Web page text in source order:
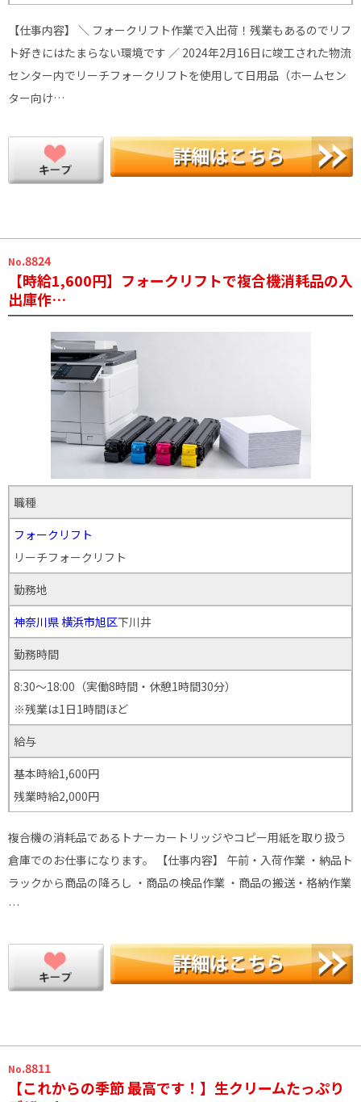
【仕事内容】 ＼ フォークリフト作業で入出荷！残業もあるのでリフ
ト好きにはたまらない環境です ／ 2024年2月16日に竣工された物流
センター内でリーチフォークリフトを使用して日用品（ホームセン
ター向け…
No.8824
【時給1,600円】フォークリフトで複合機消耗品の入
出庫作…
職種
フォークリフト
リーチフォークリフト
勤務地
神奈川県横浜市旭区下川井
勤務時間
8:30～18:00（実働8時間・休憩1時間30分）
※残業は1日1時間ほど
給与
基本時給1,600円
残業時給2,000円
複合機の消耗品であるトナーカートリッジやコピー用紙を取り扱う
倉庫でのお仕事になります。 【仕事内容】 午前・入荷作業 ・納品ト
ラックから商品の降ろし ・商品の検品作業 ・商品の搬送・格納作業
…
No.8811
【これからの季節 最高です！】生クリームたっぷり